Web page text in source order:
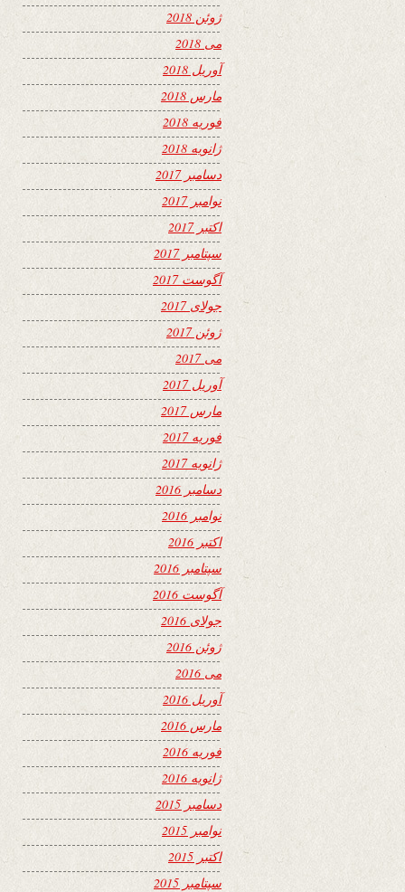
ژوئن 2018
می 2018
آوریل 2018
مارس 2018
فوریه 2018
ژانویه 2018
دسامبر 2017
نوامبر 2017
اکتبر 2017
سپتامبر 2017
آگوست 2017
جولای 2017
ژوئن 2017
می 2017
آوریل 2017
مارس 2017
فوریه 2017
ژانویه 2017
دسامبر 2016
نوامبر 2016
اکتبر 2016
سپتامبر 2016
آگوست 2016
جولای 2016
ژوئن 2016
می 2016
آوریل 2016
مارس 2016
فوریه 2016
ژانویه 2016
دسامبر 2015
نوامبر 2015
اکتبر 2015
سپتامبر 2015